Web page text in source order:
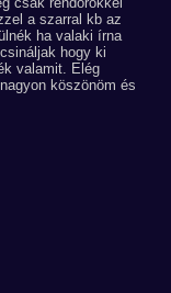
a szarral kb az
ha valaki írna
hogy ki
valamit. Elég
köszönöm és